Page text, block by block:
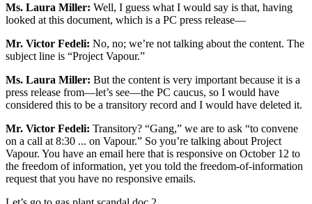
Ms. Laura Miller: Well, I guess what I would say is that, having
looked at this document, which is a PC press release—
Mr. Victor Fedeli: No, no; we’re not talking about the content. The
subject line is “Project Vapour.”
Ms. Laura Miller: But the content is very important because it is a
press release from—let’s see—the PC caucus, so I would have
considered this to be a transitory record and I would have deleted it.
Mr. Victor Fedeli: Transitory? “Gang,” we are to ask “to convene
on a call at 8:30 ... on Vapour.” So you’re talking about Project
Vapour. You have an email here that is responsive on October 12 to
the freedom of information, yet you told the freedom-of-information
request that you have no responsive emails.